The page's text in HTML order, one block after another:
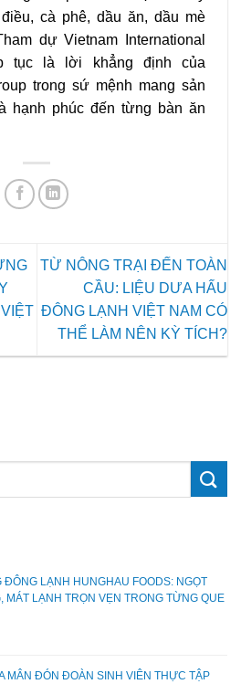
cà phê, dầu ăn, dầu mè
dựVietnam International
tục là lời khẳng định của
trong sứ mệnh mang sản
hạnh phúc đến từng bàn ăn
TỪ NÔNG TRẠI ĐẾN TOÀN
CẦU: LIỆU DƯA HẤU
ĐÔNG LẠNH VIỆT NAM CÓ
THỂ LÀM NÊN KỲ TÍCH?
ĐÔNG LẠNH HUNGHAU FOODS: NGỌT
MÁT LẠNH TRỌN VẸN TRONG TỪNG QUE
MÂN ĐÓN ĐOÀN SINH VIÊN THỰC TẬP